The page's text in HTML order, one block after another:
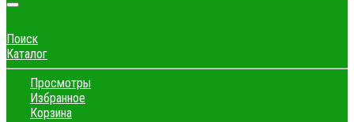
Поиск
Каталог
Просмотры
Избранное
Корзина